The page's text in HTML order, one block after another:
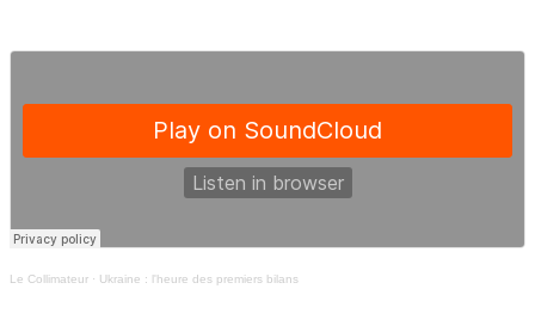
Le Collimateur · Ukraine : l'heure des premiers bilans